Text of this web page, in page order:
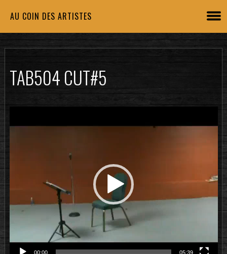
AU COIN DES ARTISTES
TAB504 CUT#5
vidéo
00:00 05:39